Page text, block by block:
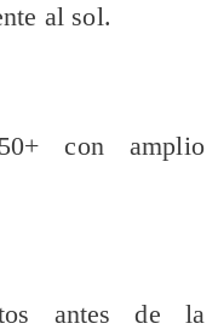
al sol.
con amplio
antes de la